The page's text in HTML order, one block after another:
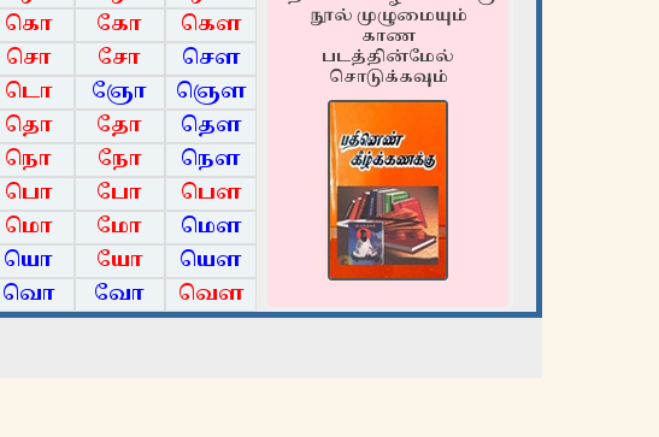
கொ கோ
கௌ
சொ சோ
சௌ
டொ ஞோ
ஞௌ
தொ தோ
தௌ
நொ நோ
நௌ
பொ போ
பௌ
மொ மோ
மௌ
யொ யோ
யௌ
வொ வோ வௌ
நூல் முழுமையும்
காண
படத்தின்மேல்
சொடுக்கவும்